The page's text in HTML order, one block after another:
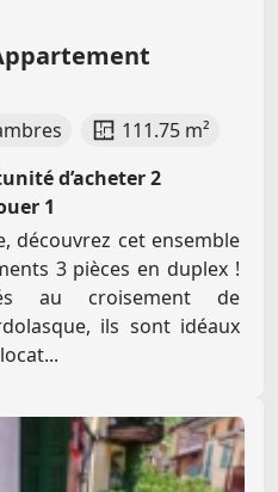
111.75 m²
d’acheter 2
1
découvrez cet ensemble
3 pièces en duplex !
au croisement de
ils sont idéaux